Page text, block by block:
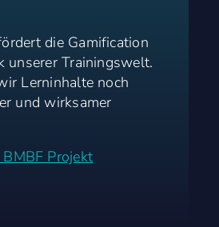
die Gamification
unserer Trainingswelt.
Lerninhalte noch
und wirksamer
Projekt